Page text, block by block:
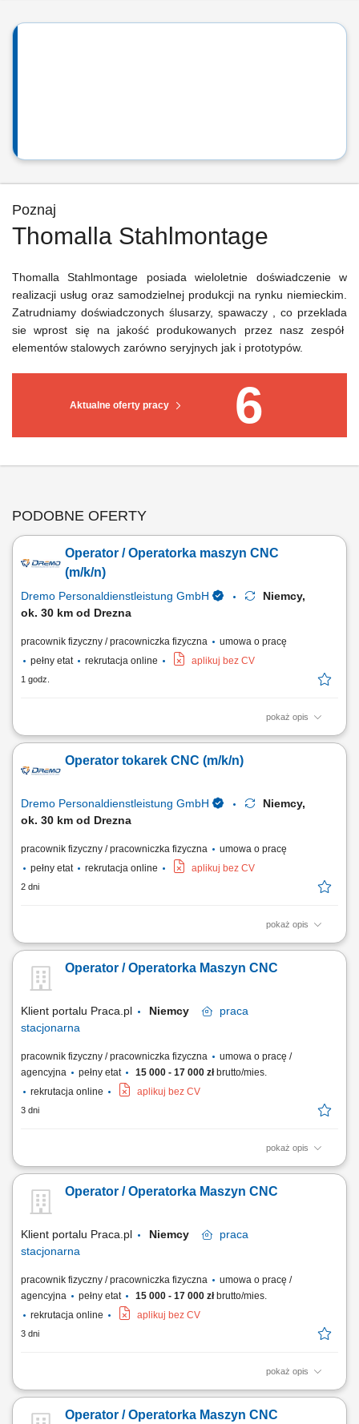
Poznaj
Thomalla Stahlmontage
Aktualne oferty pracy 6
Thomalla Stahlmontage posiada wieloletnie doświadczenie w
realizacji usług oraz samodzielnej produkcji na rynku niemieckim.
Zatrudniamy doświadczonych ślusarzy, spawaczy , co przeklada
sie wprost się na jakość produkowanych przez nasz zespół
elementów stalowych zarówno seryjnych jak i prototypów.
PODOBNE OFERTY
Operator / Operatorka maszyn CNC
(m/k/n)
Dremo Personaldienstleistung GmbH
Niemcy,
ok. 30 km od Drezna
pracownik fizyczny / pracowniczka fizyczna
umowa o pracę
pełny etat
rekrutacja online aplikuj bez CV
1 godz.
pokaż opis
Nasz klient poszerza zespół i poszukuje doświadczonych operatorów
umiejętności w obsłudze i ustawianiu urządzeń CNC oraz chcą
pracować w nowoczesnym, dobrze wyposażonym środowisku
Operator tokarek CNC (m/k/n)
Dremo Personaldienstleistung GmbH
Niemcy,
ok. 30 km od Drezna
pracownik fizyczny / pracowniczka fizyczna
umowa o pracę
pełny etat
rekrutacja online aplikuj bez CV
2 dni
pokaż opis
Obowiązki: Obsługa 3- i 5-osiowych centrów obróbczych oraz tokarek
przebiegu programów oraz wprowadzanie ewentualnych modyfikacji;
Samodzielne przygotowanie narzędzi, w tym pomiary na urządzeniach
Operator / Operatorka Maszyn CNC
Klient portalu Praca.pl Niemcy
praca
stacjonarna
pracownik fizyczny / pracowniczka fizyczna
umowa o pracę /
agencyjna
pełny etat 15 000 - 17 000 złbrutto/mies.
rekrutacja online
aplikuj bez CV
3 dni
pokaż opis
Samodzielna obsługa tokarek i frezarek CNC. Ustawianie parametrów
wykonywanych elementów zgodnie z rysunkiem technicznym.
Wprowadzanie bieżących korekt oraz wykonywanie podstawowej
Operator / Operatorka Maszyn CNC
Klient portalu Praca.pl Niemcy
praca
stacjonarna
pracownik fizyczny / pracowniczka fizyczna
umowa o pracę /
agencyjna
pełny etat 15 000 - 17 000 złbrutto/mies.
rekrutacja online
aplikuj bez CV
3 dni
pokaż opis
Samodzielna obsługa tokarek i frezarek CNC. Ustawianie parametrów
wykonywanych elementów zgodnie z rysunkiem technicznym.
Operator / Operatorka Maszyn CNC